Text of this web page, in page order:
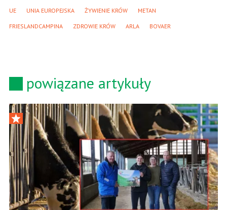
UE UNIA EUROPEJSKA ŻYWIENIE KRÓW METAN
FRIESLANDCAMPINA ZDROWIE KRÓW ARLA BOVAER
powiązane artykuły